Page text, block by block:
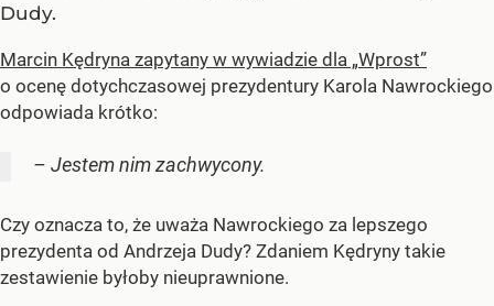
Dudy.
Marcin Kędryna zapytany w wywiadzie dla „Wprost”
o ocenę dotychczasowej prezydentury Karola Nawrockiego
odpowiada krótko:
– Jestem nim zachwycony.
Czy oznacza to, że uważa Nawrockiego za lepszego
prezydenta od Andrzeja Dudy? Zdaniem Kędryny takie
zestawienie byłoby nieuprawnione.